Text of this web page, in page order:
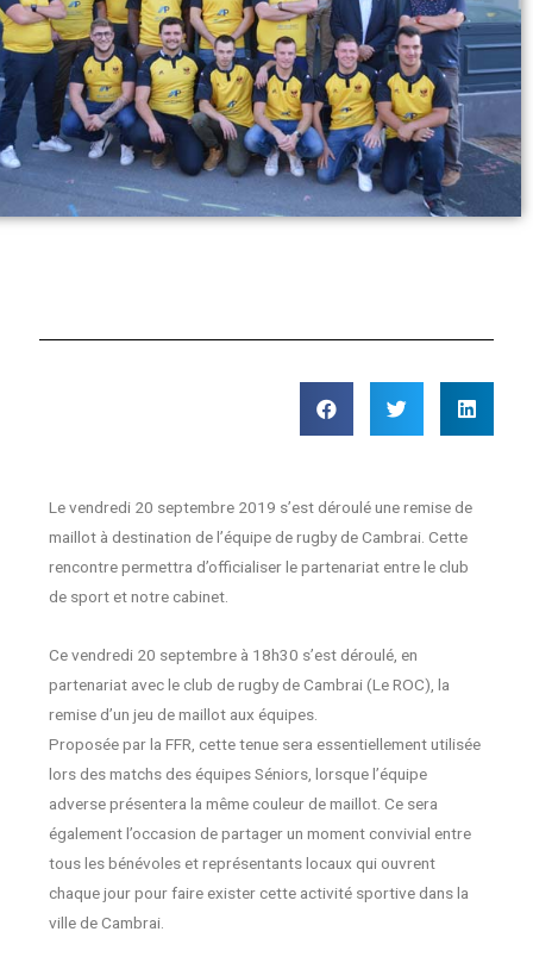
Le vendredi 20 septembre 2019 s’est déroulé une remise de
maillot à destination de l’équipe de rugby de Cambrai. Cette
rencontre permettra d’officialiser le partenariat entre le club
de sport et notre cabinet.
Ce vendredi 20 septembre à 18h30 s’est déroulé, en
partenariat avec le club de rugby de Cambrai (Le ROC), la
remise d’un jeu de maillot aux équipes.
Proposée par la FFR, cette tenue sera essentiellement utilisée
lors des matchs des équipes Séniors, lorsque l’équipe
adverse présentera la même couleur de maillot. Ce sera
également l’occasion de partager un moment convivial entre
tous les bénévoles et représentants locaux qui ouvrent
chaque jour pour faire exister cette activité sportive dans la
ville de Cambrai.